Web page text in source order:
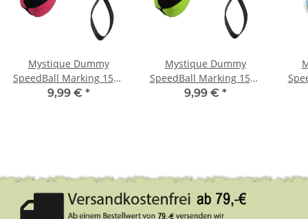
Mystique Dummy
SpeedBall Marking 150g
hot pink / schwarz
9,99 € *
Mystique Dummy
SpeedBall Marking 150g
neon grün / schwarz
9,99 € *